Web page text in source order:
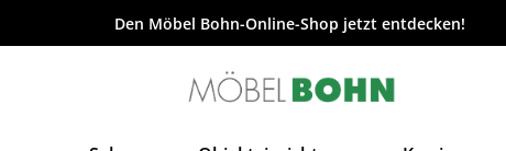
Den Möbel Bohn-Online-Shop jetzt entdecken!